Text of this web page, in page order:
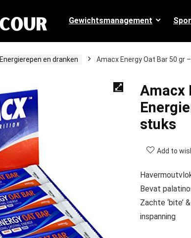
Gewichtsmanagement
Energierepen en dranken Amacx Energy Oat Bar 50 gr
Amacx
stuks
Add to
Bevat
Zachte ‘bite’
inspanning